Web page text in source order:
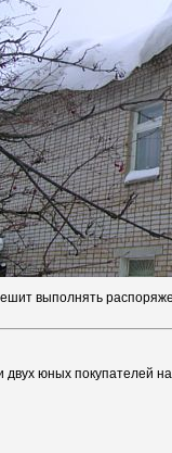
выполнять
двух юных покупателей